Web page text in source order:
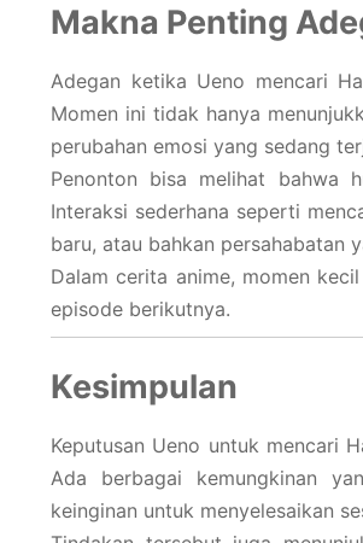
Makna Penting
Adegan ketika Ueno mencari
Momen ini tidak hanya
perubahan emosi yang sedang
Penonton bisa melihat bahwa
Interaksi sederhana seperti
baru, atau bahkan persahabatan
Dalam cerita anime, momen
episode berikutnya.
Kesimpulan
Keputusan Ueno untuk mencari
Ada berbagai kemungkinan
keinginan untuk menyelesaikan